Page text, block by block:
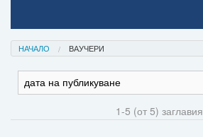
Начало
Печатни книги
НАЧАЛО ВАУЧЕРИ
1-5 (от 5) заглавия